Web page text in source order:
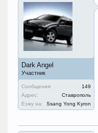
Dark Angel
Участник
Сообщения:
149
Адрес:
Ставрополь
Езжу на:
Ssang Yong Kyron